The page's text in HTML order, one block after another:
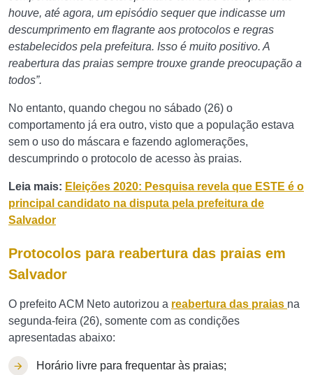
houve, até agora, um episódio sequer que indicasse um
descumprimento em flagrante aos protocolos e regras
estabelecidos pela prefeitura. Isso é muito positivo. A
reabertura das praias sempre trouxe grande preocupação a
todos”.
No entanto, quando chegou no sábado (26) o
comportamento já era outro, visto que a população estava
sem o uso do máscara e fazendo aglomerações,
descumprindo o protocolo de acesso às praias.
Leia mais: Eleições 2020: Pesquisa revela que ESTE é o
principal candidato na disputa pela prefeitura de
Salvador
Protocolos para reabertura das praias em
Salvador
O prefeito ACM Neto autorizou a reabertura das praias na
segunda-feira (26), somente com as condições
apresentadas abaixo:
Horário livre para frequentar às praias;